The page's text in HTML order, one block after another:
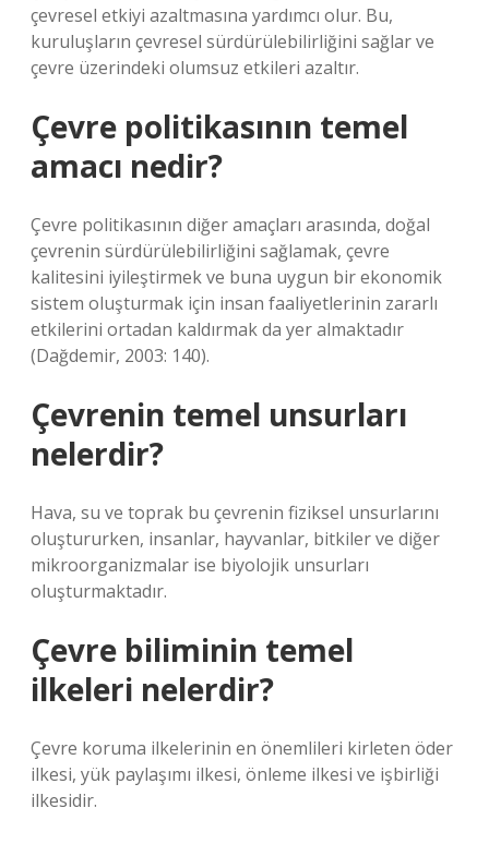
çevresel etkiyi azaltmasına yardımcı olur. Bu,
kuruluşların çevresel sürdürülebilirliğini sağlar ve
çevre üzerindeki olumsuz etkileri azaltır.
Çevre politikasının temel
amacı nedir?
Çevre politikasının diğer amaçları arasında, doğal
çevrenin sürdürülebilirliğini sağlamak, çevre
kalitesini iyileştirmek ve buna uygun bir ekonomik
sistem oluşturmak için insan faaliyetlerinin zararlı
etkilerini ortadan kaldırmak da yer almaktadır
(Dağdemir, 2003: 140).
Çevrenin temel unsurları
nelerdir?
Hava, su ve toprak bu çevrenin fiziksel unsurlarını
oluştururken, insanlar, hayvanlar, bitkiler ve diğer
mikroorganizmalar ise biyolojik unsurları
oluşturmaktadır.
Çevre biliminin temel
ilkeleri nelerdir?
Çevre koruma ilkelerinin en önemlileri kirleten öder
ilkesi, yük paylaşımı ilkesi, önleme ilkesi ve işbirliği
ilkesidir.